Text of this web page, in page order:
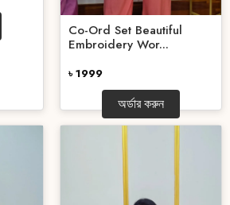
Co-Ord Set Beautiful
Embroidery Wor...
৳ 1999
অর্ডার করুন